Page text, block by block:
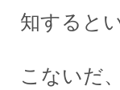
知すると
こないだ